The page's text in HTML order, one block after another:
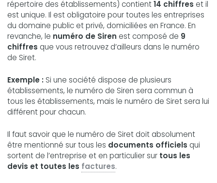
répertoire des établissements) contient14 chiffres et il
est unique. Il est obligatoire pour toutes les entreprises
du domaine public et privé, domiciliées en France. En
revanche, le numéro de Siren est composé de 9
chiffres que vous retrouvez d’ailleurs dans le numéro
de Siret.
Exemple : Si une société dispose de plusieurs
établissements, le numéro de Siren sera commun à
tous les établissements, mais le numéro de Siret sera lui
différent pour chacun.
Il faut savoir que le numéro de Siret doit absolument
être mentionné sur tous les documents officiels qui
sortent de l’entreprise et en particulier sur tous les
devis et toutes les factures.